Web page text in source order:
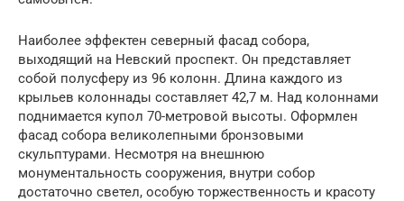
Наиболее эффектен северный фасад собора,
выходящий на Невский проспект. Он представляет
собой полусферу из 96 колонн. Длина каждого из
крыльев колоннады составляет 42,7 м. Над колоннами
поднимается купол 70-метровой высоты. Оформлен
фасад собора великолепными бронзовыми
скульптурами. Несмотря на внешнюю
монументальность сооружения, внутри собор
достаточно светел, особую торжественность и красоту